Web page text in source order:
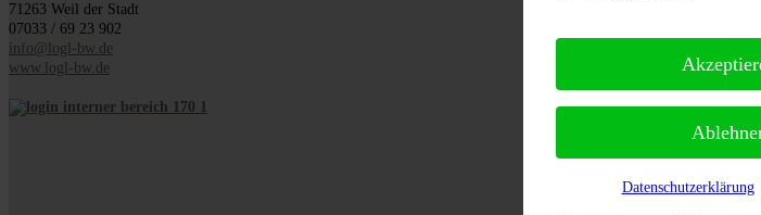
71263 Weil der Stadt
07033 / 69 23 902
info@logl-bw.de
www.logl-bw.de
Datenschutzerklärung